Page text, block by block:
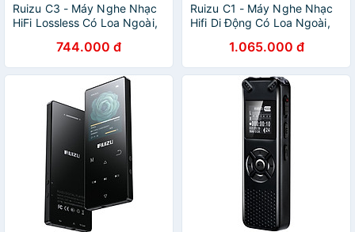
Ruizu C3 - Máy Nghe Nhạc
HiFi Lossless Có Loa Ngoài,
B, Kiểu Dáng Thể Thao(
Tặng Kèm Thẻ Nhớ 16GB) -
Hàng chính hãng
744.000 đ
Ruizu C1 - Máy Nghe Nhạc
Hifi Di Động Có Loa Ngoài,
Dáng Thể Thao(32Gb) -
hàng chính hãng
1.065.000 đ